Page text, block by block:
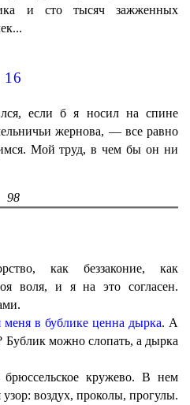
и сто тысяч зажженных
16
если б я носил на спине
жернова, — все равно
Мой труд, в чем бы он ни
98
как беззаконие, как
воля, и я на это согласен.
меня в бублике ценна дырка. А
Бублик можно слопать, а дырка
кружево. В нем
воздух, проколы, прогулы.